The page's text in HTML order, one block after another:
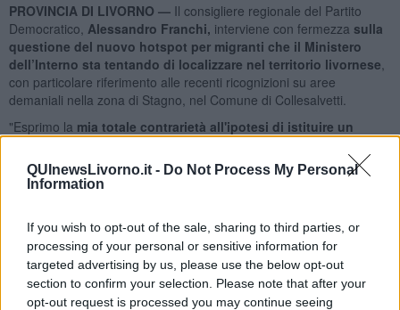
QUInewsLivorno.it - Do Not Process My Personal
Information
If you wish to opt-out of the sale, sharing to third parties, or
processing of your personal or sensitive information for
targeted advertising by us, please use the below opt-out
section to confirm your selection. Please note that after your
opt-out request is processed you may continue seeing
PROVINCIA DI LIVORNO — Il consigliere regionale del Partito
Democratico, Alessandro Franchi, interviene con fermezza sulla
questione del nuovo hotspot per migranti che il Ministero
dell’Interno sta tentando di localizzare nel territorio livornese
con particolare riferimento alle recenti ricognizioni su aree
demaniali nella zona di Stagno, nel Comune di Collesalvetti.
"Esprimo la mia totale contrarietà all'ipotesi di istituire un
dichiara
Franchi
- Siamo di fronte a un tentativo del Governo di
imporre un modello di gestione dei flussi migratori che nulla ha a
mediazione culturale e dell’integrazione sociale, rifiutando logiche
di pura detenzione e screening sommari che mettono a rischio la
dignità e i diritti umani".